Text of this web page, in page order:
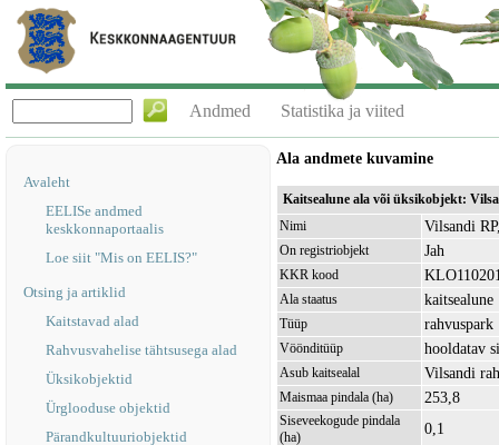
Andmed Statistika ja viited
Avaleht
EELISe andmed
keskkonnaportaalis
Loe siit "Mis on EELIS?"
Otsing ja artiklid
Kaitstavad alad
Rahvusvahelise tähtsusega alad
Üksikobjektid
Ürglooduse objektid
Pärandkultuuriobjektid
Ala andmete kuvamine
Kaitsealune ala või üksikobjekt:
Nimi
Vilsandi
On registriobjekt Jah
KKR kood
Ala staatus kaitsealune
Tüüp rahvuspark
Vöönditüüp hooldatav
Asub kaitsealal Vilsandi
Maismaa pindala (ha) 253,8
Siseveekogude pindala
(ha)
0,1